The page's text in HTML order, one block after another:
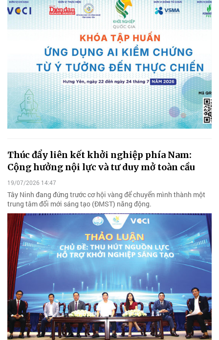
Thúc đẩy liên kết khởi nghiệp phía Nam:
Cộng hưởng nội lực và tư duy mở toàn cầu
19/07/2026 14:47
Tây Ninh đang đứng trước cơ hội vàng để chuyển mình thành một
trung tâm đổi mới sáng tạo (ĐMST) năng động.